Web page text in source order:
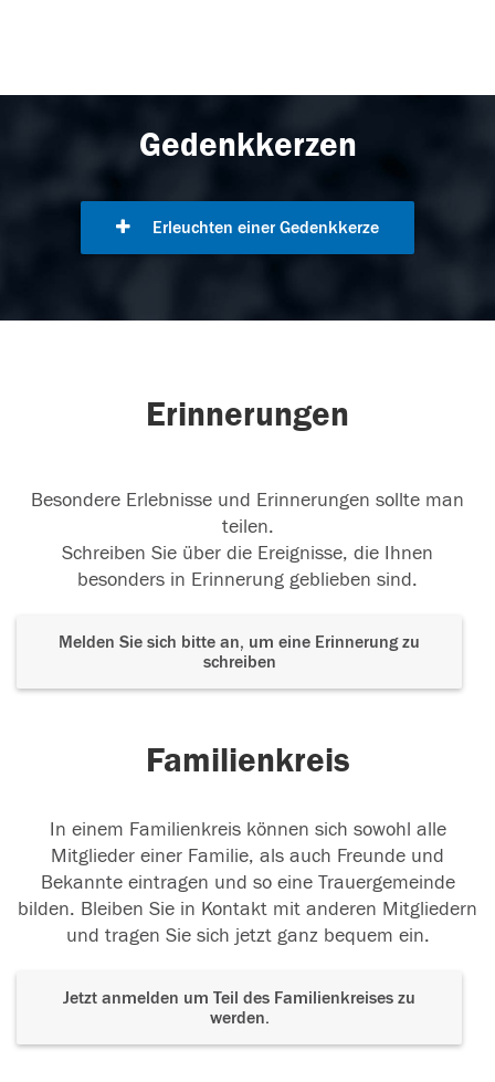
Gedenkkerzen
Erleuchten einer Gedenkkerze
Erinnerungen
Besondere Erlebnisse und Erinnerungen sollte man
teilen.
Schreiben Sie über die Ereignisse, die Ihnen
besonders in Erinnerung geblieben sind.
Melden Sie sich bitte an, um eine Erinnerung zu
schreiben
Familienkreis
In einem Familienkreis können sich sowohl alle
Mitglieder einer Familie, als auch Freunde und
Bekannte eintragen und so eine Trauergemeinde
bilden. Bleiben Sie in Kontakt mit anderen Mitgliedern
und tragen Sie sich jetzt ganz bequem ein.
Jetzt anmelden um Teil des Familienkreises zu
werden.